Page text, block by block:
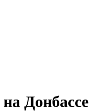
Донбассе